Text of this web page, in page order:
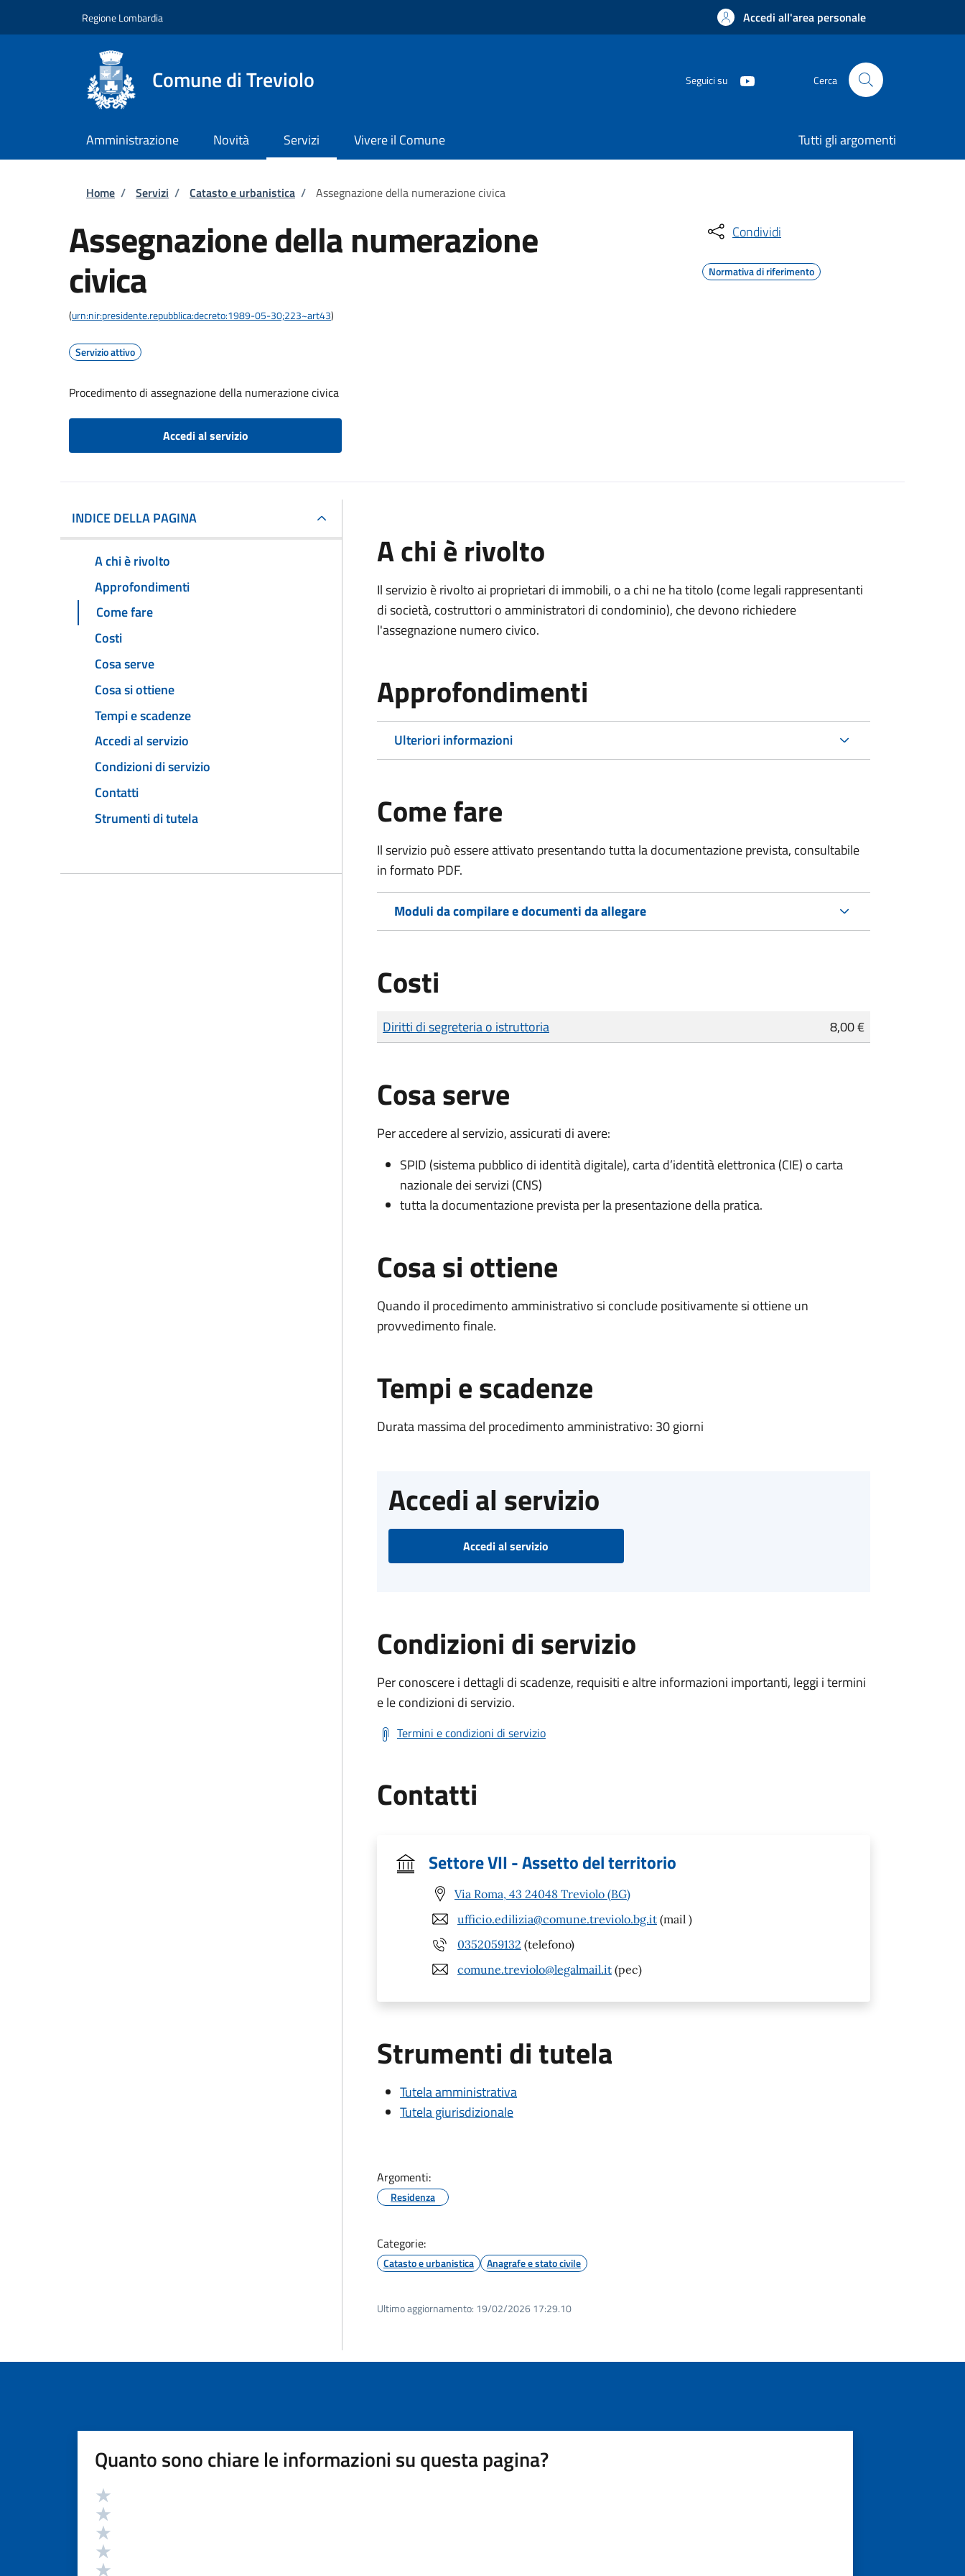
Regione Lombardia Accedi all'area personale
Comune di Treviolo Seguici su Cerca
Amministrazione Novità Servizi Vivere il Comune Tutti gli argomenti
Briciole di pane
Home / Servizi / Catasto e urbanistica / Assegnazione della numerazione civica
Assegnazione della numerazione
civica
(urn:nir:presidente.repubblica:decreto:1989-05-30;223~art43)
Servizio attivo
Procedimento di assegnazione della numerazione civica
Accedi al servizio
Condividi
Normativa di riferimento
INDICE DELLA PAGINA
A chi è rivolto
Approfondimenti
Come fare
Costi
Cosa serve
Cosa si ottiene
Tempi e scadenze
Accedi al servizio
Condizioni di servizio
Contatti
Strumenti di tutela
A chi è rivolto
Il servizio è rivolto ai proprietari di immobili, o a chi ne ha titolo (come legali rappresentanti
di società, costruttori o amministratori di condominio), che devono richiedere
l'assegnazione numero civico.
Approfondimenti
Ulteriori informazioni
Come fare
Il servizio può essere attivato presentando tutta la documentazione prevista, consultabile
in formato PDF.
Moduli da compilare e documenti da allegare
Costi
Tipo di pagamento
Importo
Diritti di segreteria o istruttoria 8,00 €
Cosa serve
Per accedere al servizio, assicurati di avere:
SPID (sistema pubblico di identità digitale), carta d’identità elettronica (CIE) o carta
nazionale dei servizi (CNS)
tutta la documentazione prevista per la presentazione della pratica.
Cosa si ottiene
Quando il procedimento amministrativo si conclude positivamente si ottiene un
provvedimento finale.
Tempi e scadenze
Durata massima del procedimento amministrativo: 30 giorni
Accedi al servizio
Accedi al servizio
Condizioni di servizio
Per conoscere i dettagli di scadenze, requisiti e altre informazioni importanti, leggi i termini
e le condizioni di servizio.
Termini e condizioni di servizio
Contatti
Settore VII - Assetto del territorio
Via Roma, 43 24048 Treviolo (BG)
ufficio.edilizia@comune.treviolo.bg.it (mail )
0352059132 (telefono)
comune.treviolo@legalmail.it (pec)
Strumenti di tutela
Tutela amministrativa
Tutela giurisdizionale
Argomenti:
Residenza
Categorie:
Catasto e urbanistica Anagrafe e stato civile
Ultimo aggiornamento: 19/02/2026 17:29.10
Quanto sono chiare le informazioni su questa pagina?
Valutazione